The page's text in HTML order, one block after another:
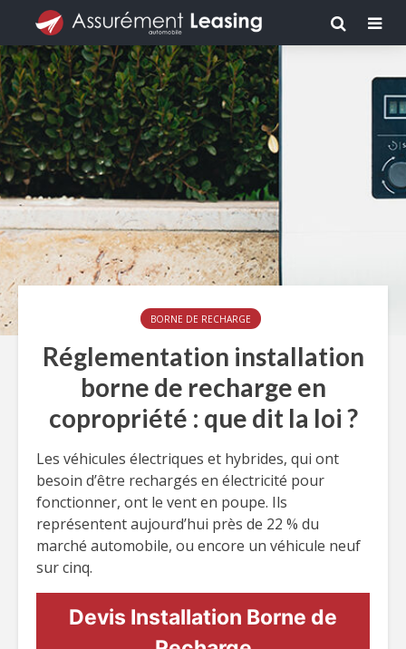
BORNE DE RECHARGE
Réglementation installation
borne de recharge en
copropriété : que dit la loi ?
Les véhicules électriques et hybrides, qui ont
besoin d’être rechargés en électricité pour
fonctionner, ont le vent en poupe. Ils
représentent aujourd’hui près de 22 % du
marché automobile, ou encore un véhicule neuf
sur cinq.